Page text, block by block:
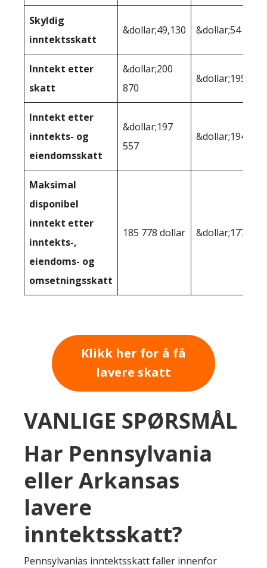
Skyldig
inntektsskatt
&dollar;49,130 &dollar;54 749
Inntekt etter
skatt
&dollar;200
870
&dollar;195,251
Inntekt etter
inntekts- og
eiendomsskatt
&dollar;197
557
&dollar;194,195
Maksimal
disponibel
inntekt etter
inntekts-,
eiendoms- og
omsetningsskatt
185 778 dollar &dollar;177 395
Klikk her for å få
lavere skatt
VANLIGE SPØRSMÅL
Har Pennsylvania
eller Arkansas
lavere
inntektsskatt?
Pennsylvanias inntektsskatt faller innenfor